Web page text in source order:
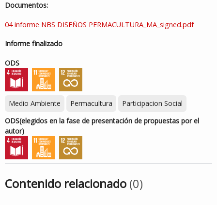
Documentos:
04 informe NBS DISEÑOS PERMACULTURA_MA_signed.pdf
Informe finalizado
ODS
Medio Ambiente Permacultura
Participacion Social
ODS(elegidos en la fase de presentación de propuestas por el
autor)
Contenido relacionado (0)